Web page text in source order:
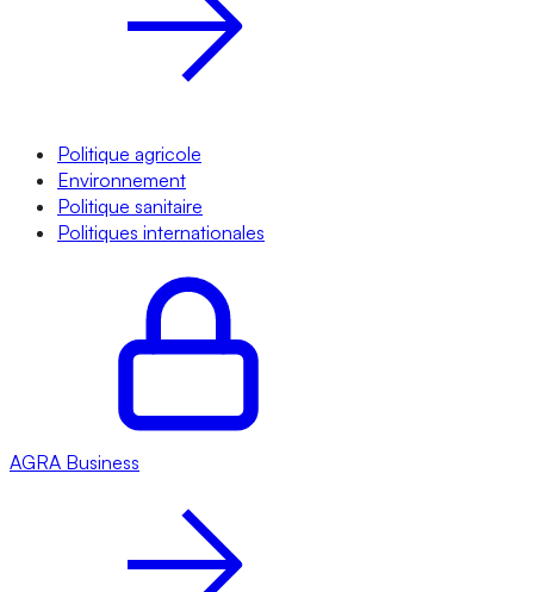
Politique agricole
Environnement
Politique sanitaire
Politiques internationales
AGRA Business